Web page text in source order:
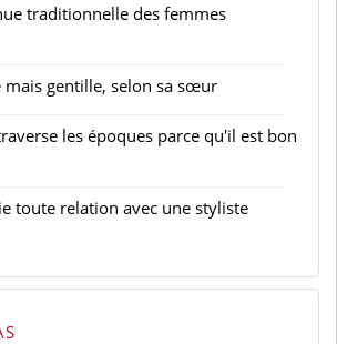
traditionnelle des femmes
mais gentille, selon sa sœur
les époques parce qu'il est bon
toute relation avec une styliste